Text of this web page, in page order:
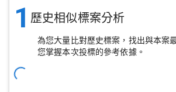
1 歷史相似標案分析
為您大量比對歷史標案，找出與本案
您掌握本次投標的參考依據。